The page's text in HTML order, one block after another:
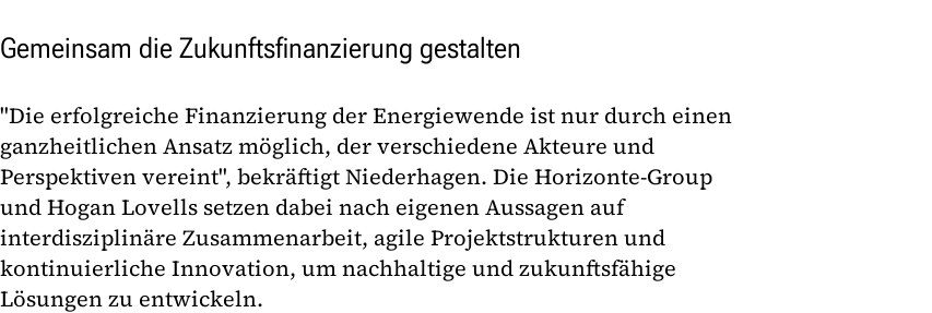
Gemeinsam die Zukunftsfinanzierung gestalten
"Die erfolgreiche Finanzierung der Energiewende ist nur durch einen
ganzheitlichen Ansatz möglich, der verschiedene Akteure und
Perspektiven vereint", bekräftigt Niederhagen. Die Horizonte-Group
und Hogan Lovells setzen dabei nach eigenen Aussagen auf
interdisziplinäre Zusammenarbeit, agile Projektstrukturen und
kontinuierliche Innovation, um nachhaltige und zukunftsfähige
Lösungen zu entwickeln.